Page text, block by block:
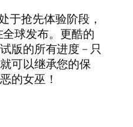
于抢先体验阶段，
全球发布。更酷的
版的所有进度 – 只
可以继承您的保
的女巫！